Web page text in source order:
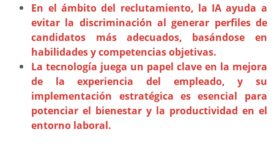
En el ámbito del reclutamiento, la IA ayuda a
evitar la discriminación al generar perfiles de
candidatos más adecuados, basándose en
habilidades y competencias objetivas.
La tecnología juega un papel clave en la mejora
de la experiencia del empleado, y su
implementación estratégica es esencial para
potenciar el bienestar y la productividad en el
entorno laboral.